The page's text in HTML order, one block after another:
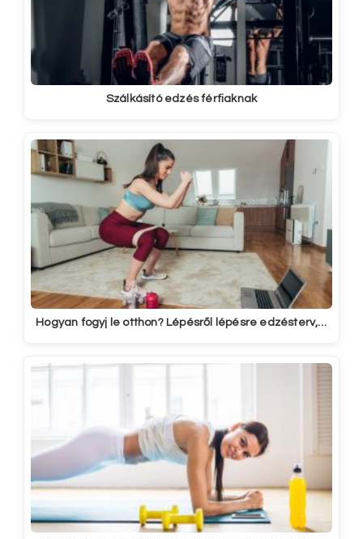
Szálkásító edzés férfiaknak
Hogyan fogyj le otthon? Lépésről lépésre edzésterv,…